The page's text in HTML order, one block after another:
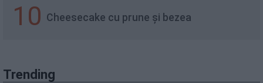
10 Cheesecake cu prune și bezea
Trending